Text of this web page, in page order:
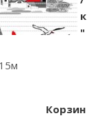
к
"
Корзин